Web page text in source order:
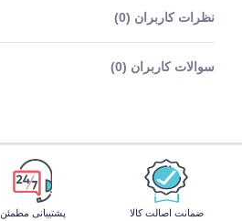
نظرات کاربران (0)
سوالات کاربران (0)
ضمانت اصالت کالا پشتیبانی مطمئن